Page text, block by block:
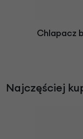
Chlapacz
Najczęściej